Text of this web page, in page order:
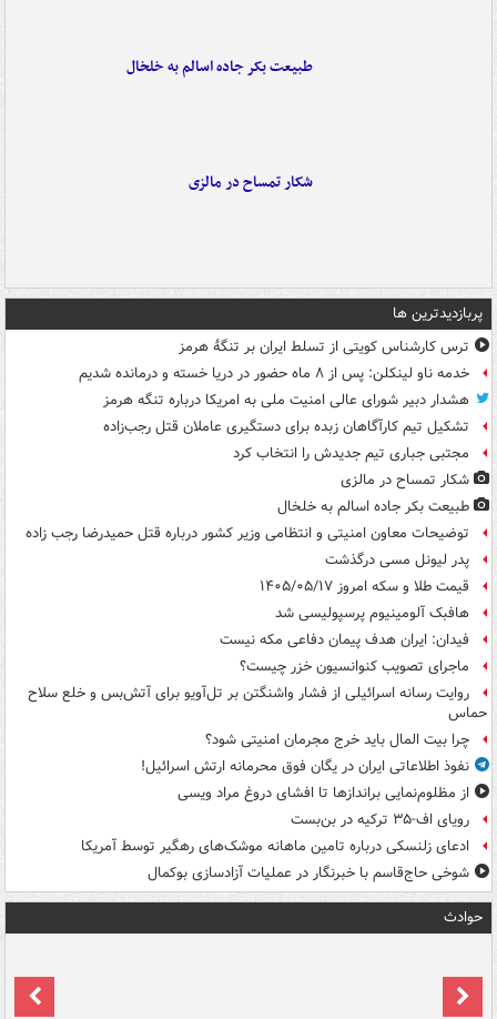
طبیعت بکر جاده اسالم به خلخال
شکار تمساح در مالزی
پربازدیدترین ها
ترس کارشناس کویتی از تسلط ایران بر تنگۀ هرمز
خدمه ناو لینکلن: پس از ۸ ماه حضور در دریا خسته و درمانده‌ شدیم
هشدار دبیر شورای عالی امنیت ملی به امریکا درباره تنگه هرمز
تشکیل تیم کارآگاهان زبده برای دستگیری عاملان قتل رجب‌زاده
مجتبی جباری تیم جدیدش را انتخاب کرد
شکار تمساح در مالزی
طبیعت بکر جاده اسالم به خلخال
توضیحات معاون امنیتی و انتظامی وزیر کشور درباره قتل حمیدرضا رجب زاده
پدر لیونل مسی درگذشت
قیمت طلا و سکه امروز ۱۴۰۵/۰۵/۱۷
هافبک آلومینیوم پرسپولیسی شد
فیدان: ایران هدف پیمان دفاعی مکه نیست
ماجرای تصویب کنوانسیون خزر چیست؟
روایت رسانه اسرائیلی از فشار واشنگتن بر تل‌آویو برای آتش‌بس و خلع سلاح
حماس
چرا بیت المال باید خرج مجرمان امنیتی شود؟
نفوذ اطلاعاتی ایران در یگان فوق محرمانه ارتش اسرائیل!
از مظلوم‌نمایی براندازها تا افشای دروغ مراد ویسی
رویای اف-۳۵ ترکیه در بن‌بست
ادعای زلنسکی درباره تامین ماهانه موشک‌های رهگیر توسط آمریکا
شوخی حاج‌قاسم با خبرنگار در عملیات آزادسازی بوکمال
حوادث